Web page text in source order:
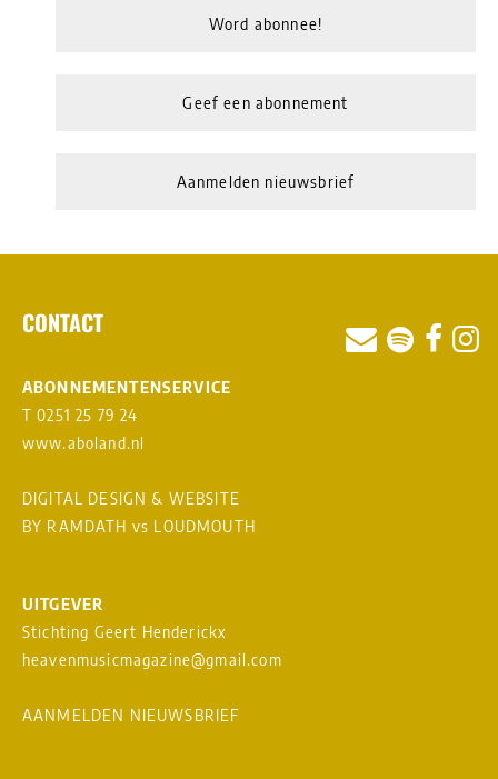
Word abonnee!
Geef een abonnement
Aanmelden nieuwsbrief
CONTACT
ABONNEMENTENSERVICE
T 0251 25 79 24
www.aboland.nl
DIGITAL DESIGN & WEBSITE
BY RAMDATH vs LOUDMOUTH
UITGEVER
Stichting Geert Henderickx
heavenmusicmagazine@gmail.com
AANMELDEN NIEUWSBRIEF